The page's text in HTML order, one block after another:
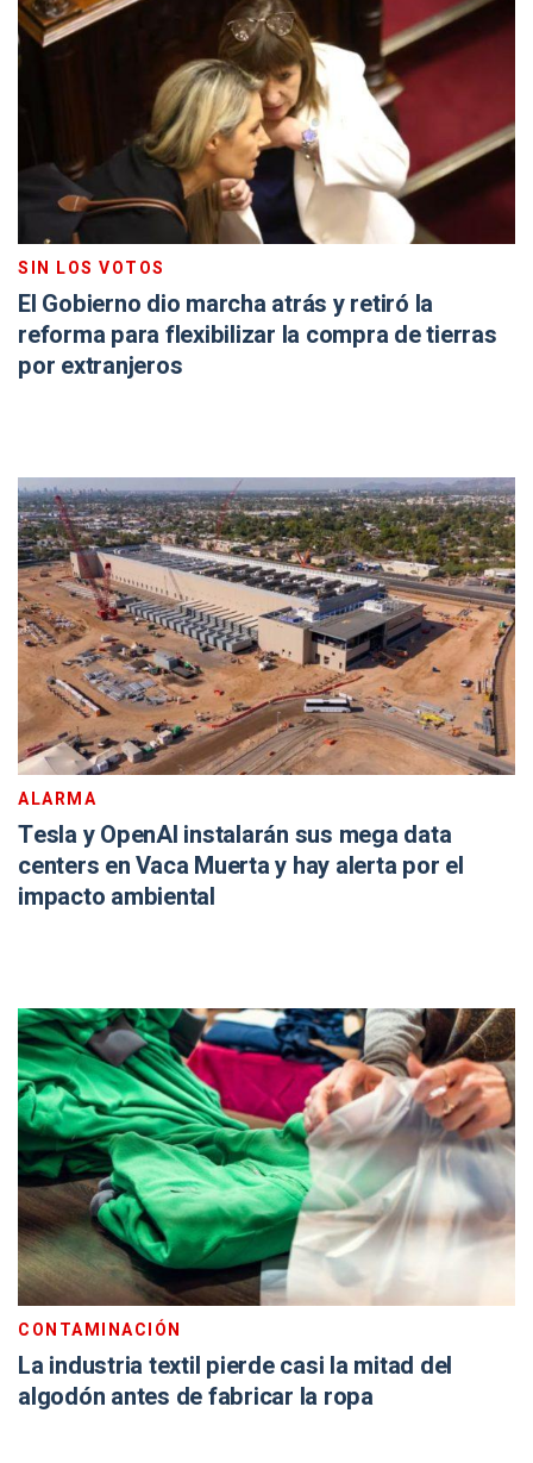
SIN LOS VOTOS
El Gobierno dio marcha atrás y retiró la
reforma para flexibilizar la compra de tierras
por extranjeros
ALARMA
Tesla y OpenAI instalarán sus mega data
centers en Vaca Muerta y hay alerta por el
impacto ambiental
CONTAMINACIÓN
La industria textil pierde casi la mitad del
algodón antes de fabricar la ropa